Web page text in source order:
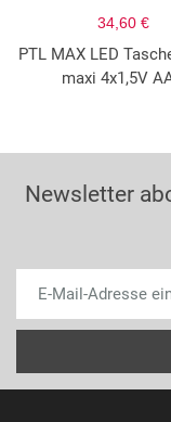
34,60 €
PTL MAX LED
maxi 4x1,5V
Newsletter